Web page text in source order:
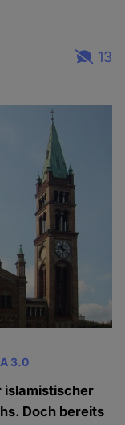
13
3.0
islamistischer
Doch bereits